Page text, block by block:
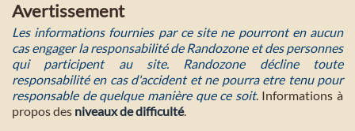
Avertissement
Les informations fournies par ce site ne pourront en aucun
cas engager la responsabilité de Randozone et des personnes
qui participent au site. Randozone décline toute
responsabilité en cas d'accident et ne pourra etre tenu pour
responsable de quelque manière que ce soit. Informations à
propos des niveaux de difficulté.